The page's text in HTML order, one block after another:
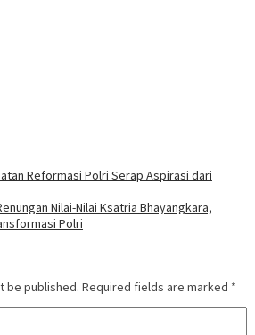
Reformasi Polri Serap Aspirasi dari
Nilai-Nilai Ksatria Bhayangkara,
Polri
be published. Required fields are marked *